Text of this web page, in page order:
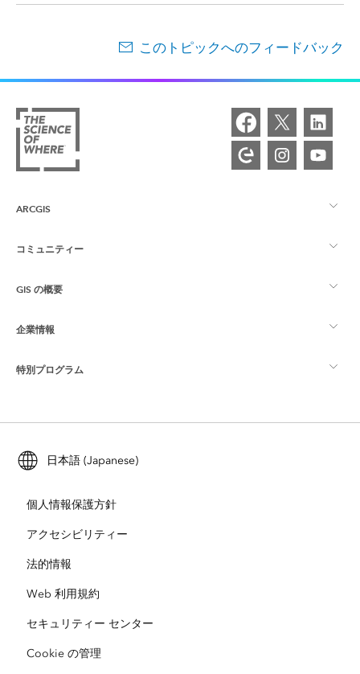
このトピックへのフィードバック
ARCGIS
ArcGIS の概要
マッピング
Esri ストア
コミュニティー
Esri Community
ArcGIS ブログ
Esri Young Professionals Network
GIS の概要
GIS とは
ロケーション インテリジェンス
トレーニング
ArcUser
ArcNews
ArcWatch
Esri ビデオ
企業情報
Esri について
採用情報
オープンビジョン
企業行動規範
特別プログラム
ArcGIS for Student Use
自然保護
教育機関
日本語 (Japanese)
個人情報保護方針
アクセシビリティー
法的情報
Web 利用規約
セキュリティー センター
Cookie の管理